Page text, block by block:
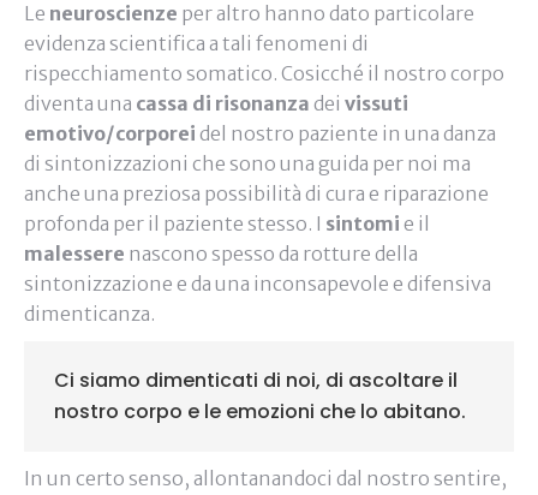
Le neuroscienze per altro hanno dato particolare
evidenza scientifica a tali fenomeni di
rispecchiamento somatico. Cosicché il nostro corpo
diventa una cassa di risonanza dei vissuti
emotivo/corporei del nostro paziente in una danza
di sintonizzazioni che sono una guida per noi ma
anche una preziosa possibilità di cura e riparazione
profonda per il paziente stesso. I sintomi e il
malessere nascono spesso da rotture della
sintonizzazione e da una inconsapevole e difensiva
dimenticanza.
Ci siamo dimenticati di noi, di ascoltare il
nostro corpo e le emozioni che lo abitano.
In un certo senso, allontanandoci dal nostro sentire,